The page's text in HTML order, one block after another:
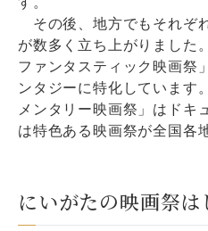
その後、地方でもそれぞ
が数多く立ち上がりました
ファンタスティック映画祭
ンタジーに特化しています
メンタリー映画祭」はドキ
は特色ある映画祭が全国各
にいがたの映画祭は